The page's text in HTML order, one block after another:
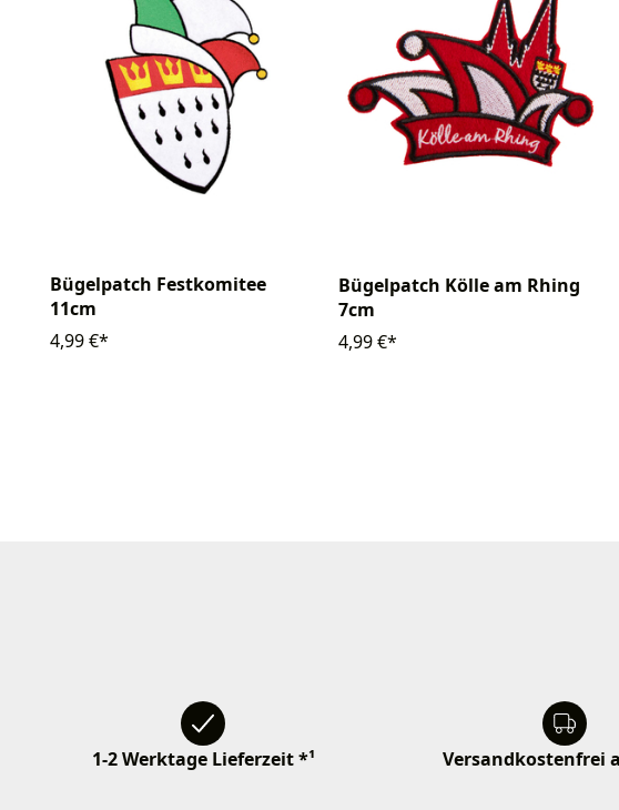
Bügelpatch Festkomitee
11cm
4,99 €*
Bügelpatch Kölle am Rhing
7cm
4,99 €*
1-2 Werktage Lieferzeit *¹ Versandkostenfrei